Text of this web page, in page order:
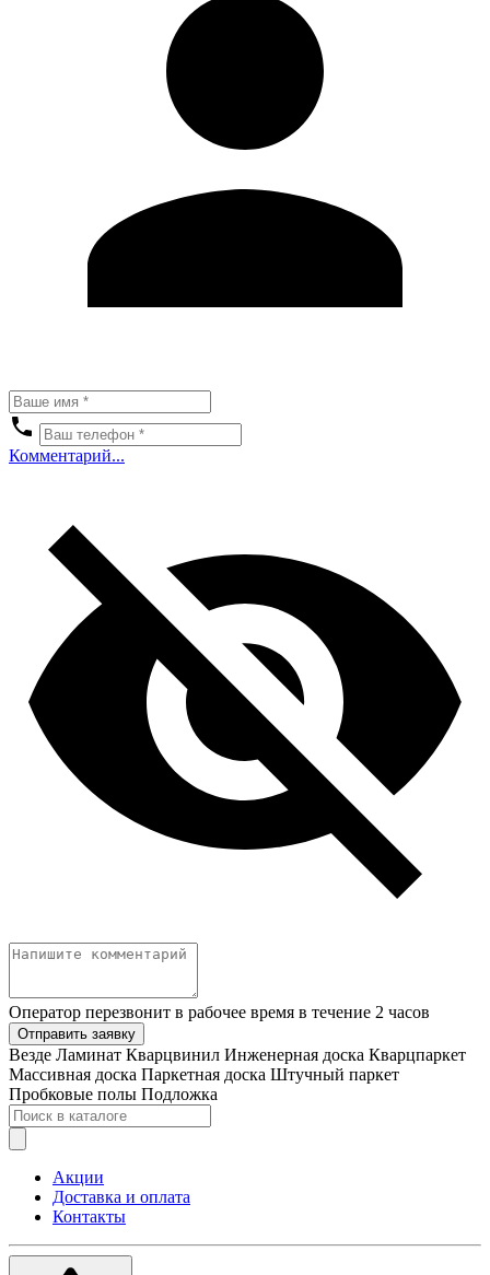
Комментарий...
Оператор перезвонит в рабочее время в течение 2 часов
Отправить заявку
Везде Ламинат Кварцвинил Инженерная доска Кварцпаркет
Массивная доска Паркетная доска Штучный паркет
Пробковые полы Подложка
Акции
Доставка и оплата
Контакты